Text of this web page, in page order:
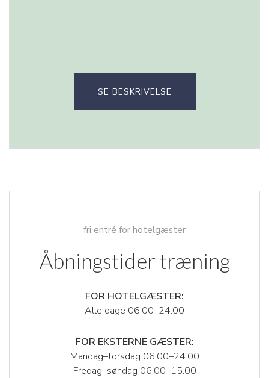
SE BESKRIVELSE
fri entré for hotelgæster
Åbningstider træning
FOR HOTELGÆSTER:
Alle dage 06:00–24:00
FOR EKSTERNE GÆSTER:
Mandag–torsdag 06.00–24.00
Fredag–søndag 06.00–15.00